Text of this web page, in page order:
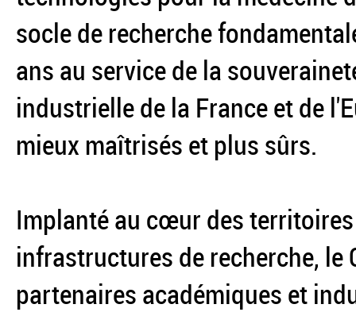
socle de recherche
ans au service de la
industrielle de la France et de
mieux maîtrisés et plus sûrs.
Implanté au cœur des
infrastructures de recherche, le
partenaires académiques et